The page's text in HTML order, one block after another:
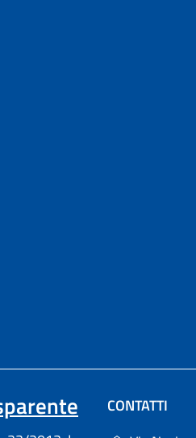
(apre in
CONTATTI